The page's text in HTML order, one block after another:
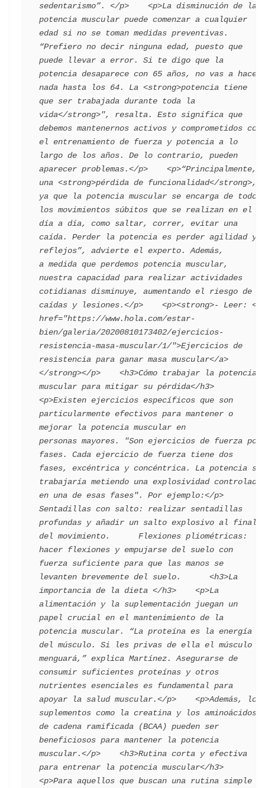
sedentarismo”. </p>    <p>La disminución de la
potencia muscular puede comenzar a cualquier
edad si no se toman medidas preventivas.
“Prefiero no decir ninguna edad, puesto que
puede llevar a error. Si te digo que la
potencia desaparece con 65 años, no vas a hacer
nada hasta los 64. La <strong>potencia tiene
que ser trabajada durante toda la
vida</strong>", resalta. Esto significa que
debemos mantenernos activos y comprometidos con
el entrenamiento de fuerza y potencia a lo
largo de los años. De lo contrario, pueden
aparecer problemas.</p>    <p>“Principalmente,
una <strong>pérdida de funcionalidad</strong>,
ya que la potencia muscular se encarga de todos
los movimientos súbitos que se realizan en el
día a día, como saltar, correr, evitar una
caída. Perder la potencia es perder agilidad y
reflejos”, advierte el experto. Además,
a medida que perdemos potencia muscular,
nuestra capacidad para realizar actividades
cotidianas disminuye, aumentando el riesgo de
caídas y lesiones.</p>    <p><strong>- Leer: <a
href="https://www.hola.com/estar-
bien/galeria/20200810173402/ejercicios-
resistencia-masa-muscular/1/">Ejercicios de
resistencia para ganar masa muscular</a>
</strong></p>    <h3>Cómo trabajar la potencia
muscular para mitigar su pérdida</h3>
<p>Existen ejercicios específicos que son
particularmente efectivos para mantener o
mejorar la potencia muscular en
personas mayores. "Son ejercicios de fuerza por
fases. Cada ejercicio de fuerza tiene dos
fases, excéntrica y concéntrica. La potencia se
trabajaría metiendo una explosividad controlada
en una de esas fases". Por ejemplo:</p>
Sentadillas con salto: realizar sentadillas
profundas y añadir un salto explosivo al final
del movimiento.      Flexiones pliométricas:
hacer flexiones y empujarse del suelo con
fuerza suficiente para que las manos se
levanten brevemente del suelo.      <h3>La
importancia de la dieta </h3>    <p>La
alimentación y la suplementación juegan un
papel crucial en el mantenimiento de la
potencia muscular. “La proteína es la energía
del músculo. Si les privas de ella el músculo
menguará,” explica Martínez. Asegurarse de
consumir suficientes proteínas y otros
nutrientes esenciales es fundamental para
apoyar la salud muscular.</p>    <p>Además, los
suplementos como la creatina y los aminoácidos
de cadena ramificada (BCAA) pueden ser
beneficiosos para mantener la potencia
muscular.</p>    <h3>Rutina corta y efectiva
para entrenar la potencia muscular</h3>
<p>Para aquellos que buscan una rutina simple y